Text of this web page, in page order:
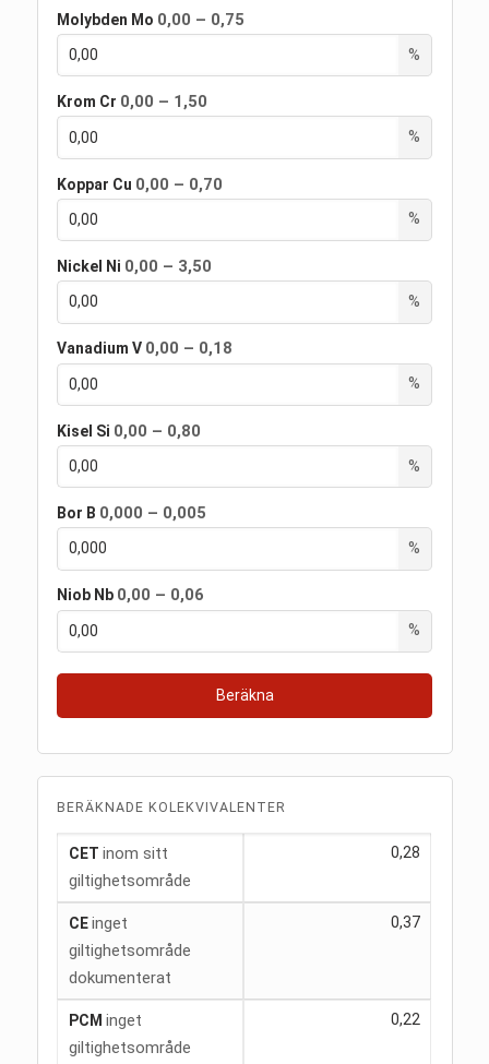
Molybden Mo 0,00 – 0,75
%
Krom Cr 0,00 – 1,50
%
Koppar Cu 0,00 – 0,70
%
Nickel Ni 0,00 – 3,50
%
VanadiumV 0,00 – 0,18
%
Kisel Si 0,00 – 0,80
%
Bor B 0,000 – 0,005
%
Niob Nb 0,00 – 0,06
%
Beräkna
BERÄKNADE KOLEKVIVALENTER
CET inom sitt
giltighetsområde
0,28
CE inget
giltighetsområde
dokumenterat
0,37
PCM inget
giltighetsområde
0,22